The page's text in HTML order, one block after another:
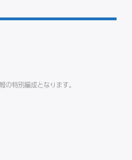
特別編成となります。